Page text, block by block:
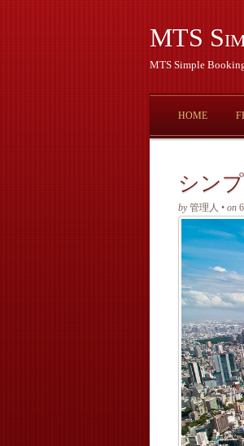
MTS
MTS Simple
HOME
シン
by管理人 • on